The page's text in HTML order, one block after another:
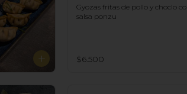
Gyozas fritas de pollo y choclo
salsa ponzu
$6.500